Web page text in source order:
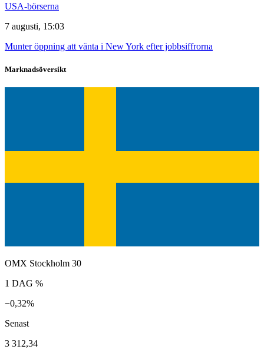
USA-börserna
7 augusti, 15:03
Munter öppning att vänta i New York efter jobbsiffrorna
Marknadsöversikt
OMX Stockholm 30
1 DAG %
−0,32%
Senast
3 312,34